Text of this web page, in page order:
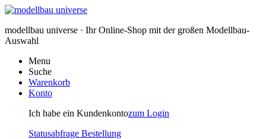
modellbau universe · Ihr Online-Shop mit der großen Modellbau-
Auswahl
Menu
Suche
Warenkorb
Konto
Ich habe ein Kundenkontozum Login
Statusabfrage Bestellung